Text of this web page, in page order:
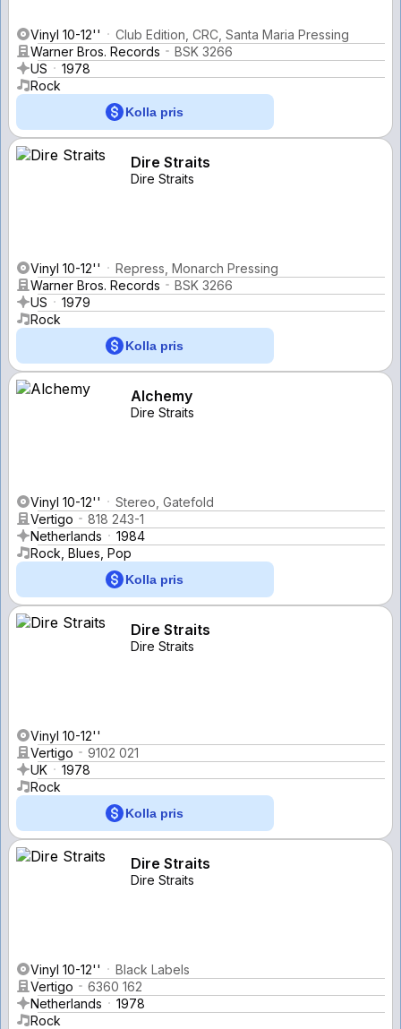
Vinyl 10-12''
Club Edition, CRC, Santa Maria Pressing
Warner Bros. Records
BSK 3266
US
1978
Rock
Kolla pris
Dire Straits
Dire Straits
Vinyl 10-12''
Repress, Monarch Pressing
Warner Bros. Records
BSK 3266
US
1979
Rock
Kolla pris
Alchemy
Dire Straits
Vinyl 10-12''
Stereo, Gatefold
Vertigo
818 243-1
Netherlands
1984
Rock, Blues, Pop
Kolla pris
Dire Straits
Dire Straits
Vinyl 10-12''
Vertigo
9102 021
UK
1978
Rock
Kolla pris
Dire Straits
Dire Straits
Vinyl 10-12''
Black Labels
Vertigo
6360 162
Netherlands
1978
Rock